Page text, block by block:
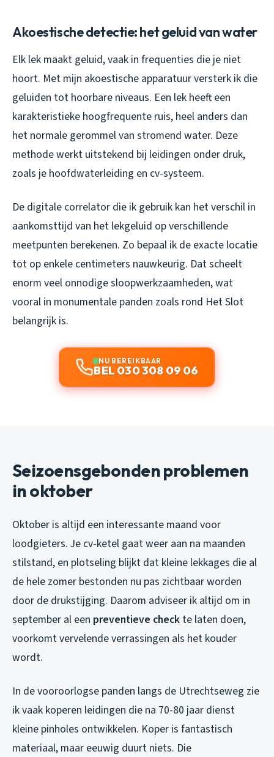
Akoestische detectie: het geluid van water
Elk lek maakt geluid, vaak in frequenties die je niet
hoort. Met mijn akoestische apparatuur versterk ik die
geluiden tot hoorbare niveaus. Een lek heeft een
karakteristieke hoogfrequente ruis, heel anders dan
het normale gerommel van stromend water. Deze
methode werkt uitstekend bij leidingen onder druk,
zoals je hoofdwaterleiding en cv-systeem.
De digitale correlator die ik gebruik kan het verschil in
aankomsttijd van het lekgeluid op verschillende
meetpunten berekenen. Zo bepaal ik de exacte locatie
tot op enkele centimeters nauwkeurig. Dat scheelt
enorm veel onnodige sloopwerkzaamheden, wat
vooral in monumentale panden zoals rond Het Slot
belangrijk is.
NU BEREIKBAAR
BEL 030 308 09 06
Seizoensgebonden problemen
in oktober
Oktober is altijd een interessante maand voor
loodgieters. Je cv-ketel gaat weer aan na maanden
stilstand, en plotseling blijkt dat kleine lekkages die al
de hele zomer bestonden nu pas zichtbaar worden
door de drukstijging. Daarom adviseer ik altijd om in
september al een preventieve check te laten doen,
voorkomt vervelende verrassingen als het kouder
wordt.
In de vooroorlogse panden langs de Utrechtseweg zie
ik vaak koperen leidingen die na 70-80 jaar dienst
kleine pinholes ontwikkelen. Koper is fantastisch
materiaal, maar eeuwig duurt niets. Die